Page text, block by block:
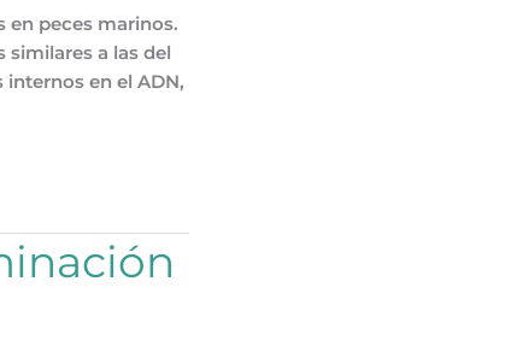
en peces marinos.
similares a las del
en el ADN,